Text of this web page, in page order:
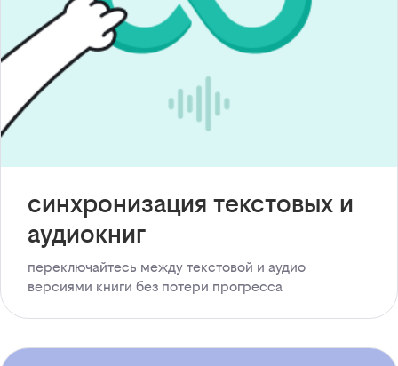
синхронизация текстовых и
аудиокниг
переключайтесь между текстовой и аудио
версиями книги без потери прогресса